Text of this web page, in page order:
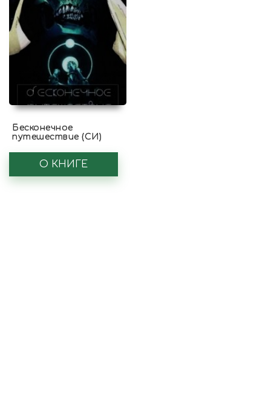
Бесконечное
путешествие (СИ)
О КНИГЕ